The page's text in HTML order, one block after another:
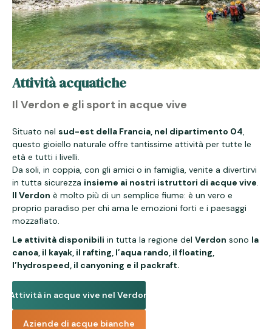
Attività acquatiche
Il Verdon e gli sport in acque vive
Situato nel sud-est della Francia, nel dipartimento 04
questo gioiello naturale offre tantissime attività per tutte le
età e tutti i livelli.
Da soli, in coppia, con gli amici o in famiglia, venite a divertirvi
in tutta sicurezza insieme ai nostri istruttori di acque vive
Il Verdon è molto più di un semplice fiume: è un vero e
proprio paradiso per chi ama le emozioni forti e i paesaggi
mozzafiato.
Le attività disponibili in tutta la regione del Verdon sono la
canoa, il kayak, il rafting, l’aqua rando, il floating,
l’hydrospeed, il canyoning e il packraft.
Attività in acque vive nel Verdon
Aziende di acque bianche